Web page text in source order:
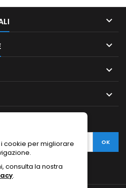




cookie per migliorare
consulta la nostra
.